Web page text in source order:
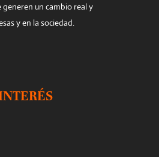
un cambio real y
y en la sociedad.